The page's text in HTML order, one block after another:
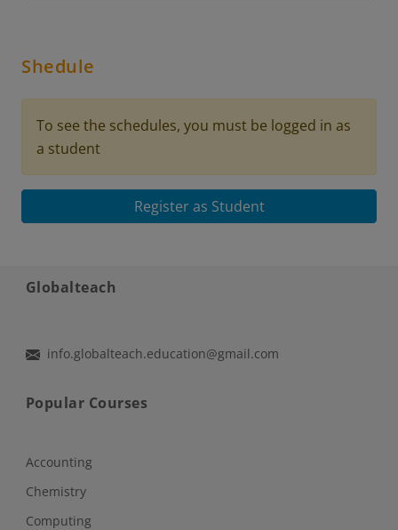
Shedule
To see the schedules, you must be logged in as
a student
Register as Student
Globalteach
info.globalteach.education@gmail.com
Popular Courses
Accounting
Chemistry
Computing